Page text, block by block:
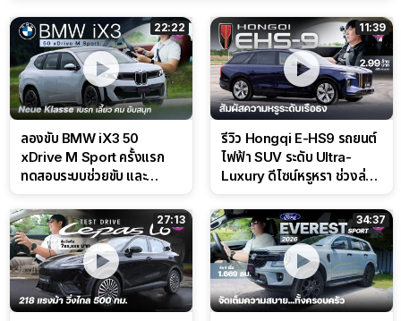
22:22
ลองขับ BMW iX3 50
xDrive M Sport ครั้งแรก
ทดสอบระบบช่วยขับ และ
สนาม
11:39
รีวิว Hongqi E-HS9 รถยนต์
ไฟฟ้า SUV ระดับ Ultra-
Luxury ดีไซน์หรูหรา ช่วงล่าง
27:13 34:37